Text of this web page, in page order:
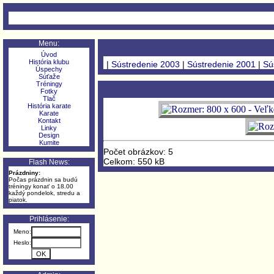
Menu:
Úvod
História klubu
Úspechy
Súťaže
Tréningy
Fotky
Tlač
História karate
Karate
Kontakt
Linky
Design
Kumite
Flash News:
Prázdniny:
Počas prázdnin sa budú
tréningy konať o 18.00
každý pondelok, stredu a
piatok.
Prihlásenie:
Meno:
Heslo:
| Sústredenie 2003 | Sústredenie 2001 |
Počet obrázkov: 5
Celkom: 550 kB